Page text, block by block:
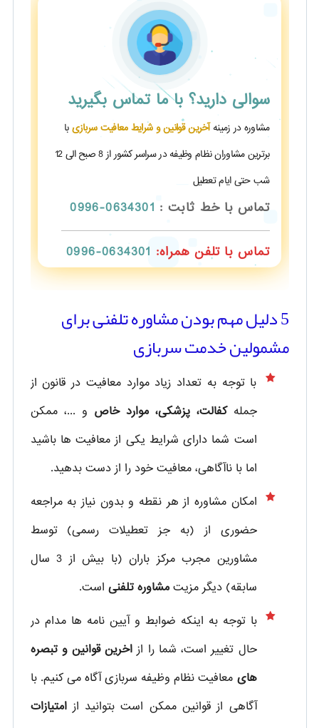
سوالی دارید؟ با ما تماس بگیرید
مشاوره در زمینهآخرین قوانین و شرایط معافیت سربازیبا
برترین مشاوران نظام وظیفه در سراسر کشور از 8 صبح الی 12
شب حتی ایام تعطیل
تماس با خط ثابت : 0634301-0996
تماس با تلفن همراه: 0634301-0996
5 دلیل مهم بودن مشاوره تلفنی برای
مشمولین خدمت سربازی
با توجه به تعداد زیاد موارد معافیت در قانون از
جملهکفالت، پزشکی، موارد خاص و ...، ممکن
است شما دارای شرایط یکی از معافیت ها باشید
اما با ناآگاهی، معافیت خود را از دست بدهید.
امکان مشاوره از هر نقطه و بدون نیاز به مراجعه
حضوری از
(به جز تعطیلات رسمی) توسط
مشاورین مجرب مرکز باران (با بیش از 3 سال
سابقه) دیگر مزیتمشاوره تلفنی است.
با توجه به اینکه ضوابط و آیین نامه ها مدام در
حال تغییر است، شما را از اخرین قوانین و تبصره
های معافیت نظام وظیفه سربازی آگاه می کنیم. با
آگاهی از قوانین ممکن است بتوانید از امتیازات